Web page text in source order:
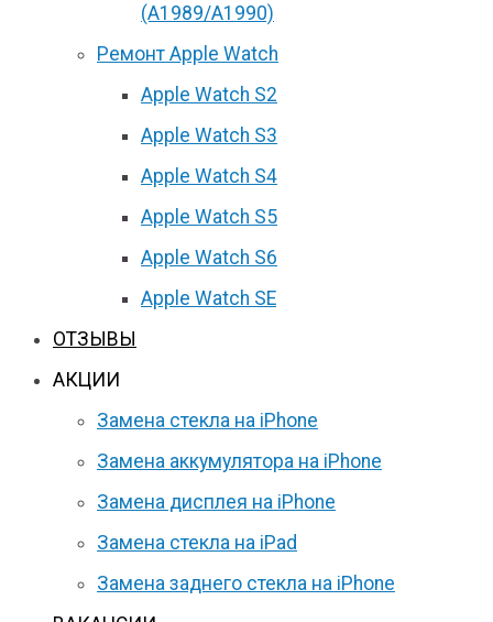
(А1989/A1990)
Ремонт Apple Watch
Apple Watch S2
Apple Watch S3
Apple Watch S4
Apple Watch S5
Apple Watch S6
Apple Watch SE
ОТЗЫВЫ
АКЦИИ
Замена стекла на iPhone
Замена аккумулятора на iPhone
Замена дисплея на iPhone
Замена стекла на iPad
Замена заднего стекла на iPhone